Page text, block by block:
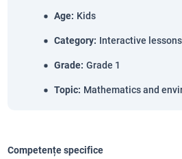
Age: Kids
Category: Interactive lessons
Grade: Grade 1
Topic: Mathematics and
Competențe specifice